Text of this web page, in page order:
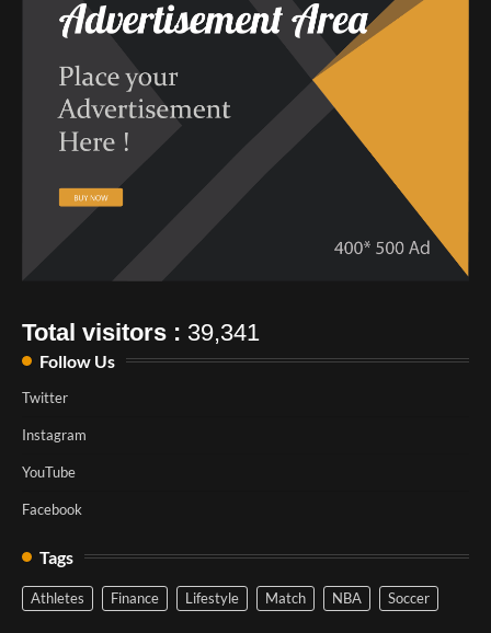
Total visitors : 39,341
Follow Us
Twitter
Instagram
YouTube
Facebook
Tags
Athletes Finance Lifestyle Match NBA Soccer